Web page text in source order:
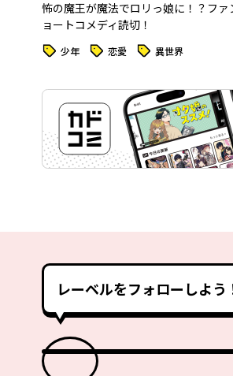
怖の魔王が魔法でロリっ娘に！？ファ
ョートコメディ読切！
タグ 少年 タグ 恋愛 タグ 異世界
レーベルをフォローしよう